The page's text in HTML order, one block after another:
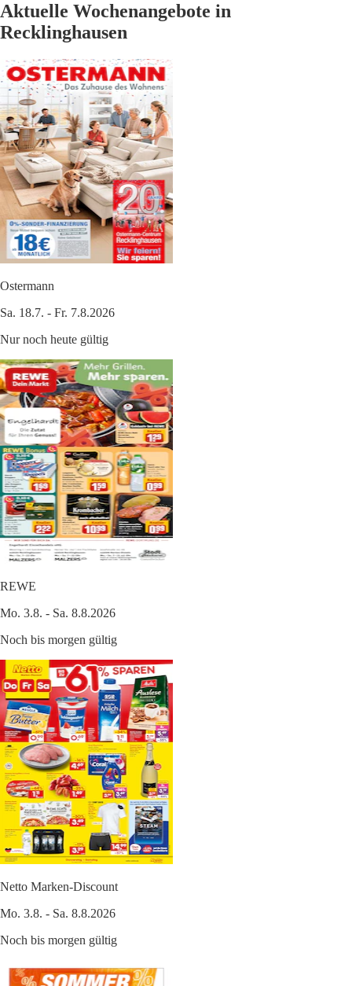
Aktuelle Wochenangebote in
Recklinghausen
Ostermann
Sa. 18.7. - Fr. 7.8.2026
Nur noch heute gültig
REWE
Mo. 3.8. - Sa. 8.8.2026
Noch bis morgen gültig
Netto Marken-Discount
Mo. 3.8. - Sa. 8.8.2026
Noch bis morgen gültig